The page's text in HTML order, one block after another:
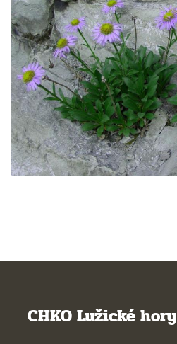
CHKO Lužické hory